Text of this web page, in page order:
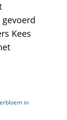
Kees
in